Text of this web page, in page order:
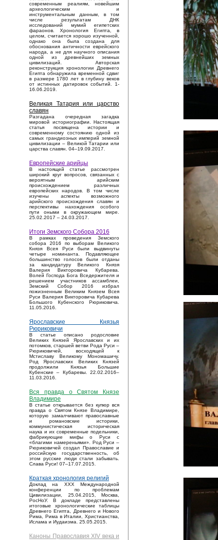
современным реалиям, новейшим
археологическим и
инструментальным данным, в том
числе результатам ДНК
исследований мумий египетских
фараонов. Хронология Египта, в
целом, считается хорошо изученной,
однако она была создана для
обоснования античности еврейского
народа, а не для научного описания
одной из древнейших земных
цивилизаций. Авторская
реконструкция хронологии Древнего
Египта обнаружила временной сдвиг
в размере 1780 лет в глубину веков
от истинных датировок событий. 1-
16.06.2019.
Великая Татария или царство
славян
Разгадана очередная загадка
мировой историографии. Настоящая
статья посвящена истории и
современному состоянию одной из
самых грандиозных империй земной
цивилизации – Великой Татарии или
царства славян. 04–19.09.2017.
Европейские арийцы
В настоящей статье рассмотрен
широкий круг вопросов, связанных с
вероятным арийским
происхождением различных
европейских народов. В том числе
изучены аспекты возможного
арийского происхождения славян и
перспективы нахождения особого
пути оными в окружающем мире.
25.02.2017 – 24.03.2017.
Итоги Земского Собора 2016
В рамках проведения Земского
собора 2016 по выборам Великого
Князя Всея Руси были выдвинуты
четыре номинанта. Подавляющее
большинство голосов были отданы
за кандидатуру Великого Князя
Валерия Викторовича Кубарева.
Волей Господа Бога Вседержителя и
решением участников ассамблеи,
Земский Собор 2016 избрал
пожизненным Великим Князем Всея
Руси Валерия Викторовича Кубарева
Большого Кубенского Рюриковича.
11.05.2016.
Ярославские Князья
Рюриковичи
В статье описано родословие
Великих Князей Ярославских и их
потомков, старшей ветви Рода Руси –
Рюриковичей, восходящей к
Мстиславу Великому Мономашичу.
Род Ярославских Великих Князей
продолжили Князья Большие
Кубенские – Кубаревы. 22.02.2016–
11.03.2016.
Вся правда о Святом Князе
Владимире
В статье открывается без купюр вся
правда о Святом Князе Владимире,
которую замалчивают православные
и романовские историки,
коммунистическая историческая
наука и их современные подельники,
фабрикующие мифы о Руси с
«благими намереньями». Род Руси –
Рюриковичей создал Православие и
российскую государственность, об
этом русские люди стали забывать.
Слава Руси! 07–17.07.2015.
Краткая хронология религий
Доклад на XXX Международной
конференции по проблемам
Цивилизации, 25.04.2015, Москва,
РосНоУ. В докладе представлены
итоговые хронологические таблицы
Древнего Египта, Древнего и Нового
Рима, Рима в Италии, Христианства,
Ислама и Иудаизма. 25.05.2015.
Каноны Православия XIV века и